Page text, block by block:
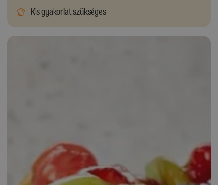
Kis gyakorlat szükséges